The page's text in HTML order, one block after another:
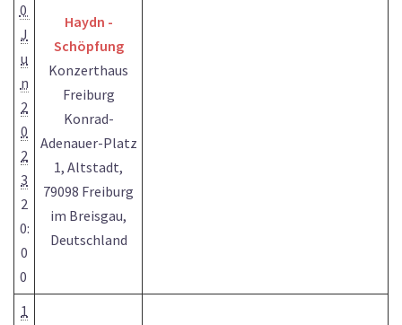
0
J
u
n
2
0
2
3
2
0:
0
0
Haydn -
Schöpfung
Konzerthaus
Freiburg
Konrad-
Adenauer-Platz
1, Altstadt,
79098 Freiburg
im Breisgau,
Deutschland
1